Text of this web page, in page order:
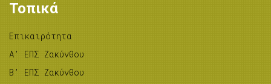
Τοπικά
Επικαιρότητα
A’ ΕΠΣ Ζακύνθου
B’ ΕΠΣ Ζακύνθου